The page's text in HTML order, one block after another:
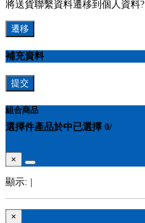
將送貨聯繫資料遷移到個人資料?
遷移
補充資料
提交
組合商品
選擇件產品於中已選擇 0/
×
顯示:
×